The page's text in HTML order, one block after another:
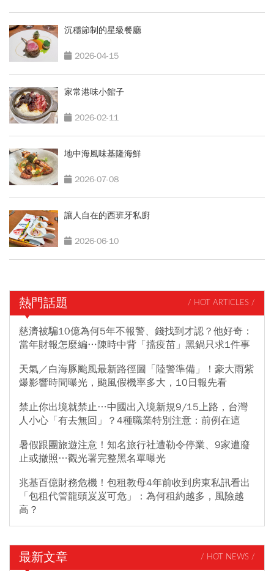
沉穩節制的星級餐廳
2026-04-15
家常港味小館子
2026-02-11
地中海風味基隆海鮮
2026-07-08
讓人自在的西班牙私廚
2026-06-10
熱門話題 / HOT ARTICLES /
慈濟被騙10億為何5年不報警、錢找到才認？他好奇：
當年財報怎麼編…陳時中背「擋疫苗」黑鍋只求1件事
天氣／白海豚颱風最新路徑圖「陸警準備」！豪大雨紫
爆影響時間曝光，颱風假機率多大，10日報先看
禁止你出境就禁止…中國出入境新規9/15上路，台灣
人小心「有去無回」？4種職業特別注意：前例在這
暑假跟團旅遊注意！知名旅行社遭勒令停業、9家遭廢
止或撤照…觀光署完整黑名單曝光
兆基百億財務危機！包租教母4年前收到房東私訊看出
「包租代管龍頭岌岌可危」：為何租約越多，風險越
高？
最新文章 / HOT NEWS /